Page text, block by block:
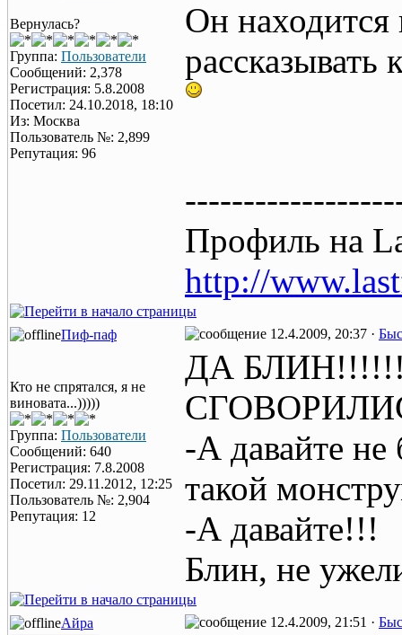
Вернулась?
Группа: Пользователи
Сообщений: 2,378
Регистрация: 5.8.2008
Посетил: 24.10.2018, 18:10
Из: Москва
Пользователь №: 2,899
Репутация: 96
Он находится
рассказывать
Профиль на
http://
Пиф-паф 12.4.2009, 20:37 ·
Кто не спрятался, я не
виновата...)))))
Группа: Пользователи
Сообщений: 640
Регистрация: 7.8.2008
Посетил: 29.11.2012, 12:25
Пользователь №: 2,904
Репутация: 12
ДА
-А давайте
такой
-А давайте!!!
Блин, не
Айра 12.4.2009, 21:51 ·